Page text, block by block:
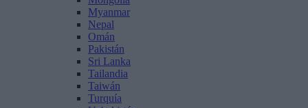
Myanmar
Nepal
Omán
Pakistán
Sri Lanka
Tailandia
Taiwán
Turquía